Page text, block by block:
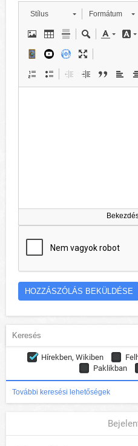
Stílus Formátum
Hírekben, Wikiben
Paklikban
További keresési lehetőségek